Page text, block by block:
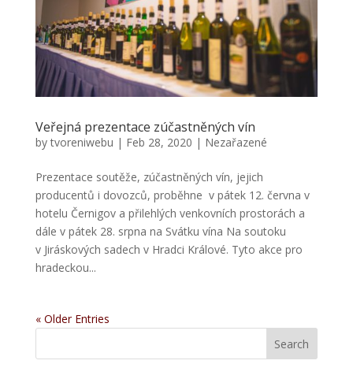
Veřejná prezentace zúčastněných vín
bytvoreniwebu | Feb 28, 2020 | Nezařazené
Prezentace soutěže, zúčastněných vín, jejich
producentů i dovozců, proběhne v pátek 12. června v
hotelu Černigov a přilehlých venkovních prostorách a
dále v pátek 28. srpna na Svátku vína Na soutoku
v Jiráskových sadech v Hradci Králové. Tyto akce pro
hradeckou...
« Older Entries